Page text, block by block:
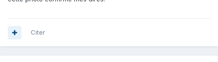
Citer